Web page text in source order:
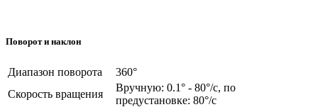
Поворот и наклон
Диапазон поворота
360°
Скорость вращения
Вручную: 0.1° - 80°/с, по
предустановке: 80°/с